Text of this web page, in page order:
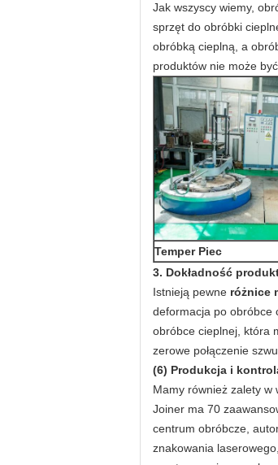
Jak wszyscy wiemy,
sprzęt do obróbki
obróbką cieplną, a
produktów nie może
Temper Piec
3. Dokładność
Istnieją pewne różnice
deformacja po obróbce
obróbce cieplnej, która
zerowe połączenie szwu.
(6) Produkcja i
Mamy również zalety w
Joiner ma 70
centrum obróbcze,
znakowania